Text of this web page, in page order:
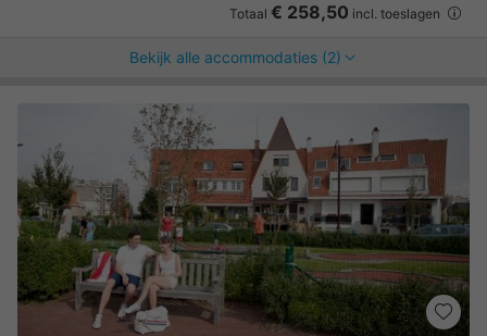
Totaal € 258,50 incl. toeslagen
Bekijk alle accommodaties (2)